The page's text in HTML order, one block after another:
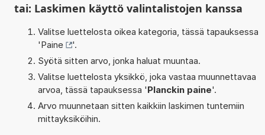
tai: Laskimen käyttö valintalistojen kanssa
Valitse luettelosta oikea kategoria, tässä tapauksessa
'Paine
'.
Syötä sitten arvo, jonka haluat muuntaa.
Valitse luettelosta yksikkö, joka vastaa muunnettavaa
arvoa, tässä tapauksessa 'Planckin paine'.
Arvo muunnetaan sitten kaikkiin laskimen tuntemiin
mittayksiköihin.